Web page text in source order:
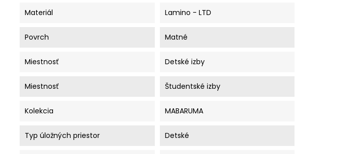
Materiál Lamino - LTD
Povrch Matné
Miestnosť Detské izby
Miestnosť Študentské izby
Kolekcia MABARUMA
Typ úložných priestor Detské